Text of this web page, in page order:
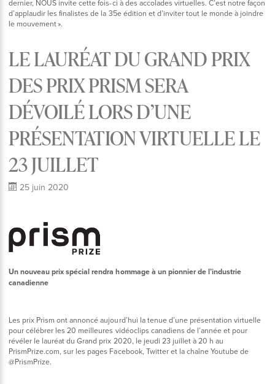
dernier, NOUS invite cette fois-ci à des accolades virtuelles. C’est notre façon
d’applaudir les finalistes de la 35e édition et d’inviter tout le monde à joindre
le mouvement ».
LE LAURÉAT DU GRAND PRIX
DES PRIX PRISM SERA
DÉVOILÉ LORS D’UNE
PRÉSENTATION VIRTUELLE LE
23 JUILLET
25 juin 2020
Un nouveau prix spécial rendra hommage à un pionnier de l’industrie
canadienne
Les prix Prism ont annoncé aujourd’hui la tenue d’une présentation virtuelle
pour célébrer les 20 meilleures vidéoclips canadiens de l’année et pour
révéler le lauréat du Grand prix 2020, le jeudi 23 juillet à 20 h au
PrismPrize.com, sur les pages Facebook, Twitter et la chaîne Youtube de
@PrismPrize.